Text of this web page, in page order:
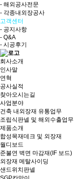
- 해외공사전문
- 각종내외장공사
고객센터
- 공지사항
- Q&A
- 시공후기
회사소개
인사말
연혁
공사실적
찾아오시는길
사업분야
건축 내외장재 유통업무
조립식판넬 및 해외수출업무
제품소개
합성목재데크 및 외장재
월디보드
준불연 벽면 마감재(IF 보드)
외장재 메탈사이딩
샌드위치판넬